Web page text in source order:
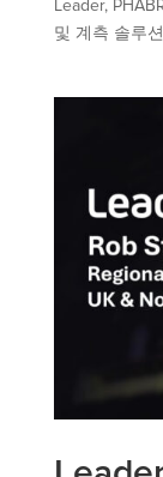
Leader,
및 계측 솔루